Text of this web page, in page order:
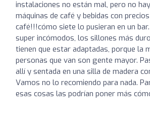
instalaciones no están mal, pero no
máquinas de café y bebidas con
café!!!cómo siete lo pusieran en un
super incómodos, los sillones más
tienen que estar adaptadas, porque la
personas que van son gente mayor.
allí y sentada en una silla de madera
Vamos no lo recomiendo para nada.
esas cosas las podrían poner más